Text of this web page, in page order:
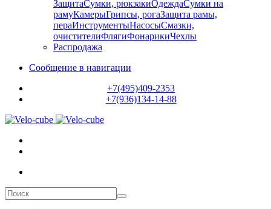
ЗащитаСумки, рюкзакиОдеждаСумки на
рамуКамерыГрипсы, рогаЗащита рамы,
пераИнструментыНасосыСмазки,
очистителиФлягиФонарикиЧехлы
Распродажа
Сообщение в навигации
+7(495)409-2353
+7(936)134-14-88